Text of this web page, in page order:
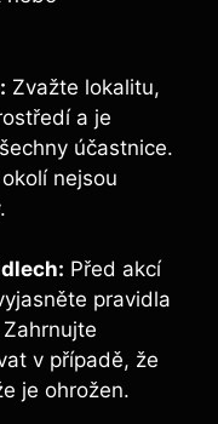
Zvažte lokalitu,
a je
účastnice.
nejsou
Před akcí
pravidla
v případě, že
je ohrožen.